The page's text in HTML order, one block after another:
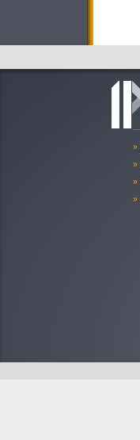
»
»
»
»